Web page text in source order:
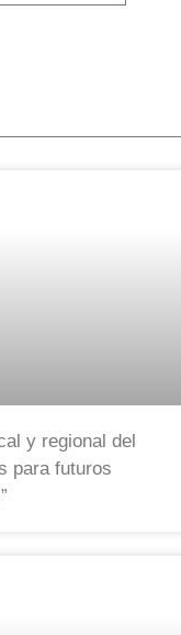
y regional del
para futuros